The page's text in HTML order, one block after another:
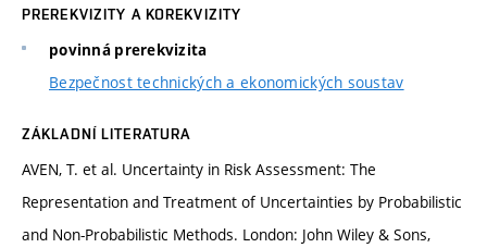
PREREKVIZITY A KOREKVIZITY
povinná prerekvizita
Bezpečnost technických a ekonomických soustav
ZÁKLADNÍ LITERATURA
AVEN, T. et al. Uncertainty in Risk Assessment: The
Representation and Treatment of Uncertainties by Probabilistic
and Non-Probabilistic Methods. London: John Wiley & Sons,